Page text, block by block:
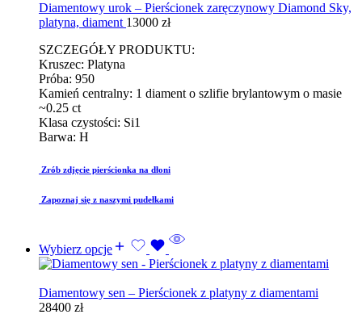
Diamentowy urok – Pierścionek zaręczynowy Diamond Sky,
platyna, diament 13000 zł
SZCZEGÓŁY PRODUKTU:
Kruszec: Platyna
Próba: 950
Kamień centralny: 1 diament o szlifie brylantowym o masie
~0.25 ct
Klasa czystości: Si1
Barwa: H
Zrób zdjęcie pierścionka na dłoni
Zapoznaj się z naszymi pudełkami
Wybierz opcje
Diamentowy sen – Pierścionek z platyny z diamentami
28400 zł